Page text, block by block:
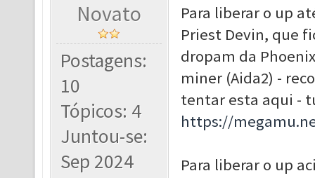
Novato
Postagens:
10
Tópicos: 4
Juntou-se:
Sep 2024
Para liberar o up
Priest Devin, que
dropam da
miner (Aida2) -
tentar esta aqui -
https://
Para liberar o up